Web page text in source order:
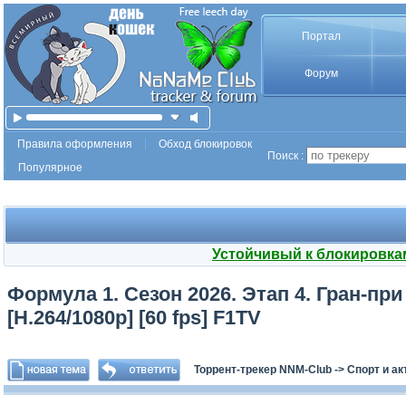
Портал
Форум
Правила оформления
Обход блокировок
Популярное
Поиск :
Устойчивый к
Формула 1. Сезон 2026. Этап 4. Гран-
[H.264/1080p] [60 fps] F1TV
Торрент-трекер NNM-Club -> Спорт и